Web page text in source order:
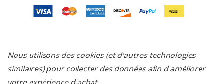
Nous utilisons des cookies (et d'autres technologies
similaires) pour collecter des données afin d'améliorer